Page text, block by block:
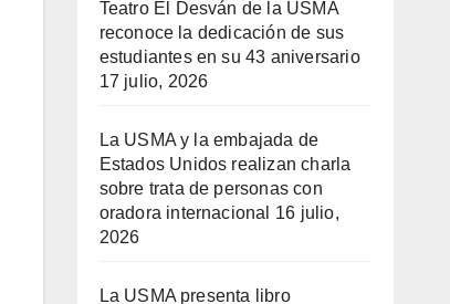
Teatro El Desván de la USMA
reconoce la dedicación de sus
estudiantes en su 43 aniversario
17 julio, 2026
La USMA y la embajada de
Estados Unidos realizan charla
sobre trata de personas con
oradora internacional
16 julio,
2026
La USMA presenta libro